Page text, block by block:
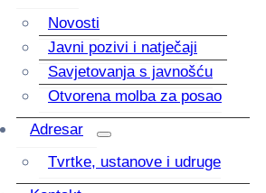
Novosti
Javni pozivi i natječaji
Savjetovanja s javnošću
Otvorena molba za posao
Adresar
Tvrtke, ustanove i udruge